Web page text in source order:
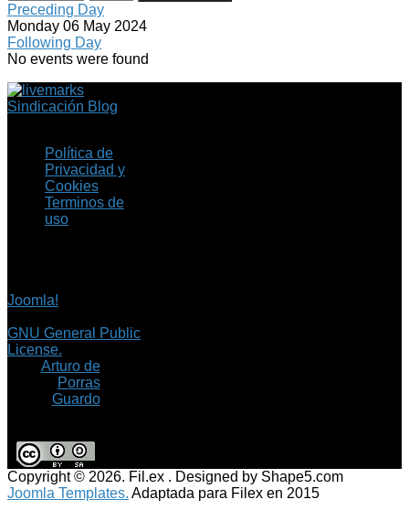
Preceding Day
Monday 06 May 2024
Following Day
No events were found
Sindicación Blog
Política de
Privacidad y
Cookies
Terminos de
uso
Joomla!
GNU General Public
License.
Arturo de
Porras
Guardo
Copyright © 2026. Fil.ex . Designed by Shape5.com
Joomla Templates. Adaptada para Filex en 2015